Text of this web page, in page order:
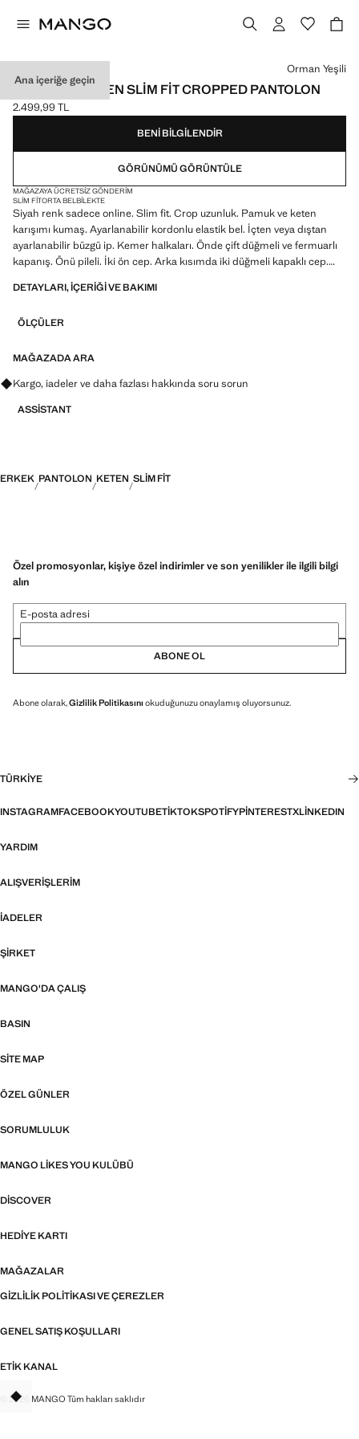
Ana içeriğe geçin
PAMUKLU KETEN SLIM FIT CROPPED PANTOLON
Güncel fiyat [2.499,99 TL ]
2.499,99 TL
Bir renk seçin
Orman Yeşili
BENI BILGILENDIR
GÖRÜNÜMÜ GÖRÜNTÜLE
MAĞAZAYA ÜCRETSIZ GÖNDERIM
SLIM FITORTA BELBILEKTE
Siyah renk sadece online. Slim fit. Crop uzunluk. Pamuk ve keten
karışımı kumaş. Ayarlanabilir kordonlu elastik bel. İçten veya dıştan
ayarlanabilir büzgü ip. Kemer halkaları. Önde çift düğmeli ve fermuarlı
kapanış. Önü pileli. İki ön cep. Arka kısımda iki düğmeli kapaklı cep.
DETAYLARI, IÇERIĞI VE BAKIMI
ÖLÇÜLER
MAĞAZADA ARA
Kargo, iadeler ve daha fazlası hakkında soru sorun
ASSISTANT
ERKEK PANTOLON KETEN SLIM FIT
Özel promosyonlar, kişiye özel indirimler ve son yenilikler ile ilgili bilgi
alın
E-posta adresi
ABONE OL
Abone olarak,Gizlilik Politikasını okuduğunuzu onaylamış oluyorsunuz.
TÜRKIYE
INSTAGRAMFACEBOOKYOUTUBETIKTOKSPOTIFYPINTERESTXLINKEDIN
YARDIM
ALIŞVERIŞLERIM
İADELER
ŞIRKET
MANGO'DA ÇALIŞ
BASIN
SITE MAP
ÖZEL GÜNLER
SORUMLULUK
MANGO LIKES YOU KULÜBÜ
DISCOVER
HEDIYE KARTI
MAĞAZALAR
GIZLILIK POLITIKASI VE ÇEREZLER
GENEL SATIŞ KOŞULLARI
ETIK KANAL
© 2026 MANGO Tüm hakları saklıdır